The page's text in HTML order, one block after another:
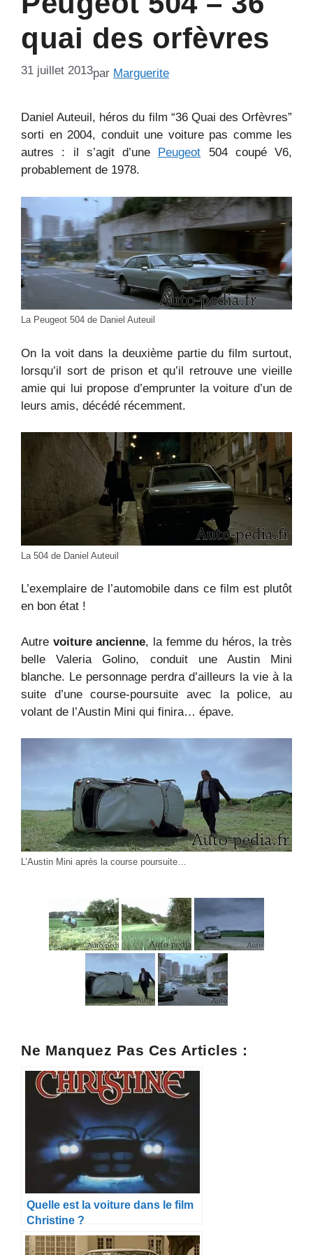
quai des orfèvres
31 juillet 2013par Marguerite
Daniel Auteuil, héros du film “36 Quai des Orfèvres”
sorti en 2004, conduit une voiture pas comme les
autres : il s’agit d’une
Peugeot 504 coupé V6,
probablement de 1978.
La Peugeot 504 de Daniel Auteuil
On la voit dans la deuxième partie du film surtout,
lorsqu’il sort de prison et qu’il retrouve une vieille
amie qui lui propose d’emprunter la voiture d’un de
leurs amis, décédé récemment.
La 504 de Daniel Auteuil
L’exemplaire de l’automobile dans ce film est plutôt
en bon état !
Autre voiture ancienne, la femme du héros, la très
belle Valeria Golino, conduit une Austin Mini
blanche. Le personnage perdra d’ailleurs la vie à la
suite d’une course-poursuite avec la police, au
volant de l’Austin Mini qui finira… épave.
L’Austin Mini après la course poursuite…
Ne Manquez Pas Ces Articles :
Quelle est la voiture dans le film
Christine ?